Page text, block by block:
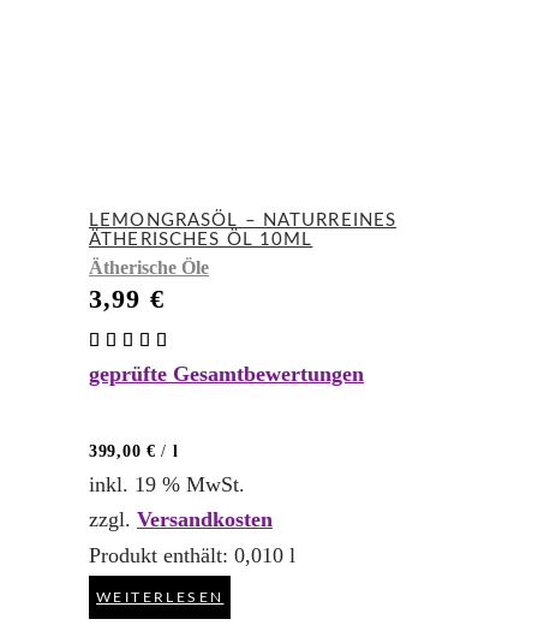
LEMONGRASÖL – NATURREINES
ÄTHERISCHES ÖL 10ML
Ätherische Öle
3,99 €
5.00
geprüfte Gesamtbewertungen
399,00 € / l
inkl. 19 % MwSt.
zzgl. Versandkosten
Produkt enthält: 0,010 l
WEITERLESEN